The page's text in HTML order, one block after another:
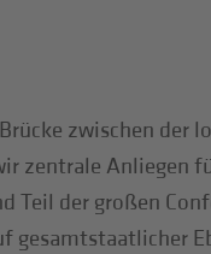
zwischen der
zentrale Anliegen
Teil der großen
gesamtstaatlicher